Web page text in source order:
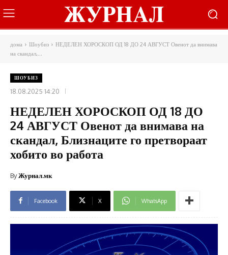
дома Шоубиз
НЕДЕЛЕН ХОРОСКОП ОД 18 ДО 24 АВГУСТ Овенот да внимава
на скандал,...
ШОУБИЗ
18.08.2025 14:20
НЕДЕЛЕН ХОРОСКОП ОД 18 ДО
24 АВГУСТ Овенот да внимава на
скандал, Близнаците го претвораат
хобито во работа
ByЖурнал.мк
Facebook X WhatsApp